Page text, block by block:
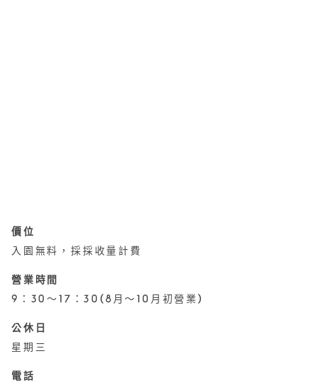
價位
入園無料，採採收量計費
營業時間
9：30～17：30(8月～10月初營業)
公休日
星期三
電話